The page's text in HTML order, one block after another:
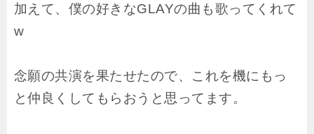
加えて、僕の好きなGLAYの曲も歌ってくれて
w
念願の共演を果たせたので、これを機にもっ
と仲良くしてもらおうと思ってます。